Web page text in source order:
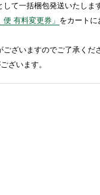
て一括梱包発送いたします
便 有料変更券」 をカートに
ざいますのでご了承くだ
ざいます。